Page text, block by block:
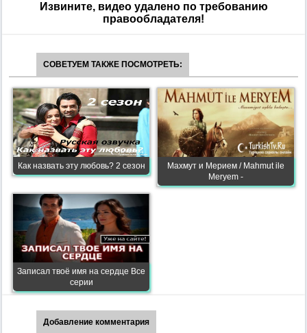
Извините, видео удалено по требованию
правообладателя!
СОВЕТУЕМ ТАКЖЕ ПОСМОТРЕТЬ:
Как назвать эту любовь? 2 сезон
Махмут и Мерием / Mahmut ile
Meryem -
Записал твоё имя на сердце Все
серии
Добавление комментария